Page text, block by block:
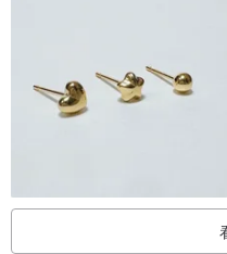
全人手製作關係，建議佩戴後
飾品表面雖加上保護面油，但